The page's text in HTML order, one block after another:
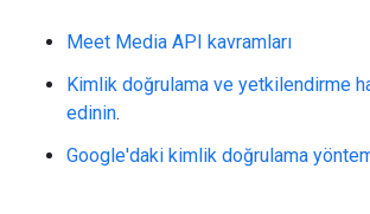
Meet Media API kavramları
Kimlik doğrulama ve yetkilendirme
edinin.
Google'daki kimlik doğrulama